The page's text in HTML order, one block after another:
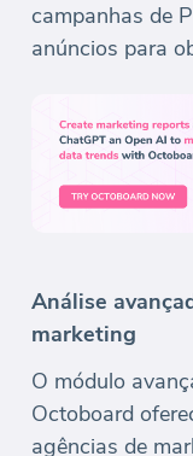
campanhas de
anúncios para
Análise
marketing
O módulo
Octoboard
agências de